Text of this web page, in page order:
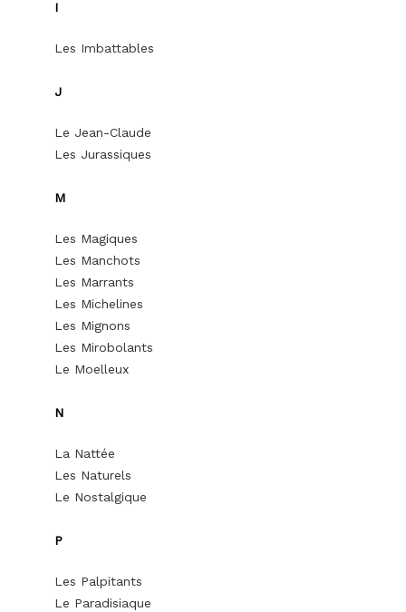
I
Les Imbattables
J
Le Jean-Claude
Les Jurassiques
M
Les Magiques
Les Manchots
Les Marrants
Les Michelines
Les Mignons
Les Mirobolants
Le Moelleux
N
La Nattée
Les Naturels
Le Nostalgique
P
Les Palpitants
Le Paradisiaque